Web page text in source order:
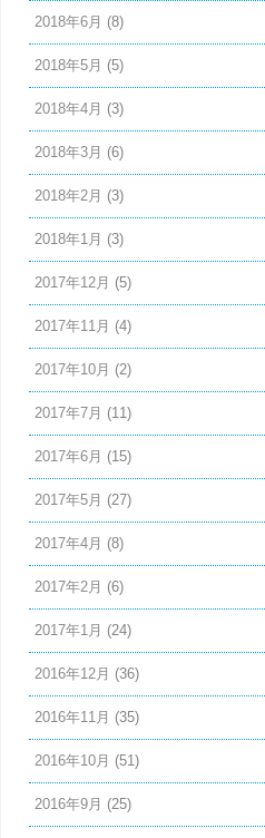
2018年6月 (8)
2018年5月 (5)
2018年4月 (3)
2018年3月 (6)
2018年2月 (3)
2018年1月 (3)
2017年12月 (5)
2017年11月 (4)
2017年10月 (2)
2017年7月 (11)
2017年6月 (15)
2017年5月 (27)
2017年4月 (8)
2017年2月 (6)
2017年1月 (24)
2016年12月 (36)
2016年11月 (35)
2016年10月 (51)
2016年9月 (25)